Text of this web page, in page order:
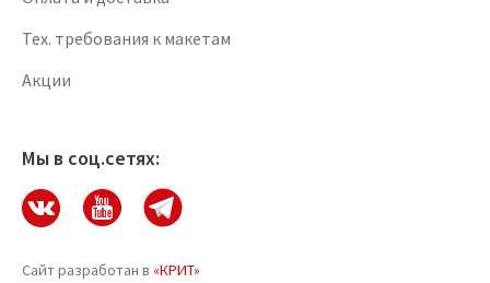
Тех. требования к макетам
Акции
Мы в соц.сетях:
Сайт разработан в «КРИТ»